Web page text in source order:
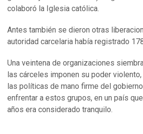
colaboró la Iglesia católica.
Antes también se dieron otras
autoridad carcelaria había registrado
Una veintena de organizaciones
las cárceles imponen su poder
las políticas de mano firme del
enfrentar a estos grupos, en un país
años era considerado tranquilo.